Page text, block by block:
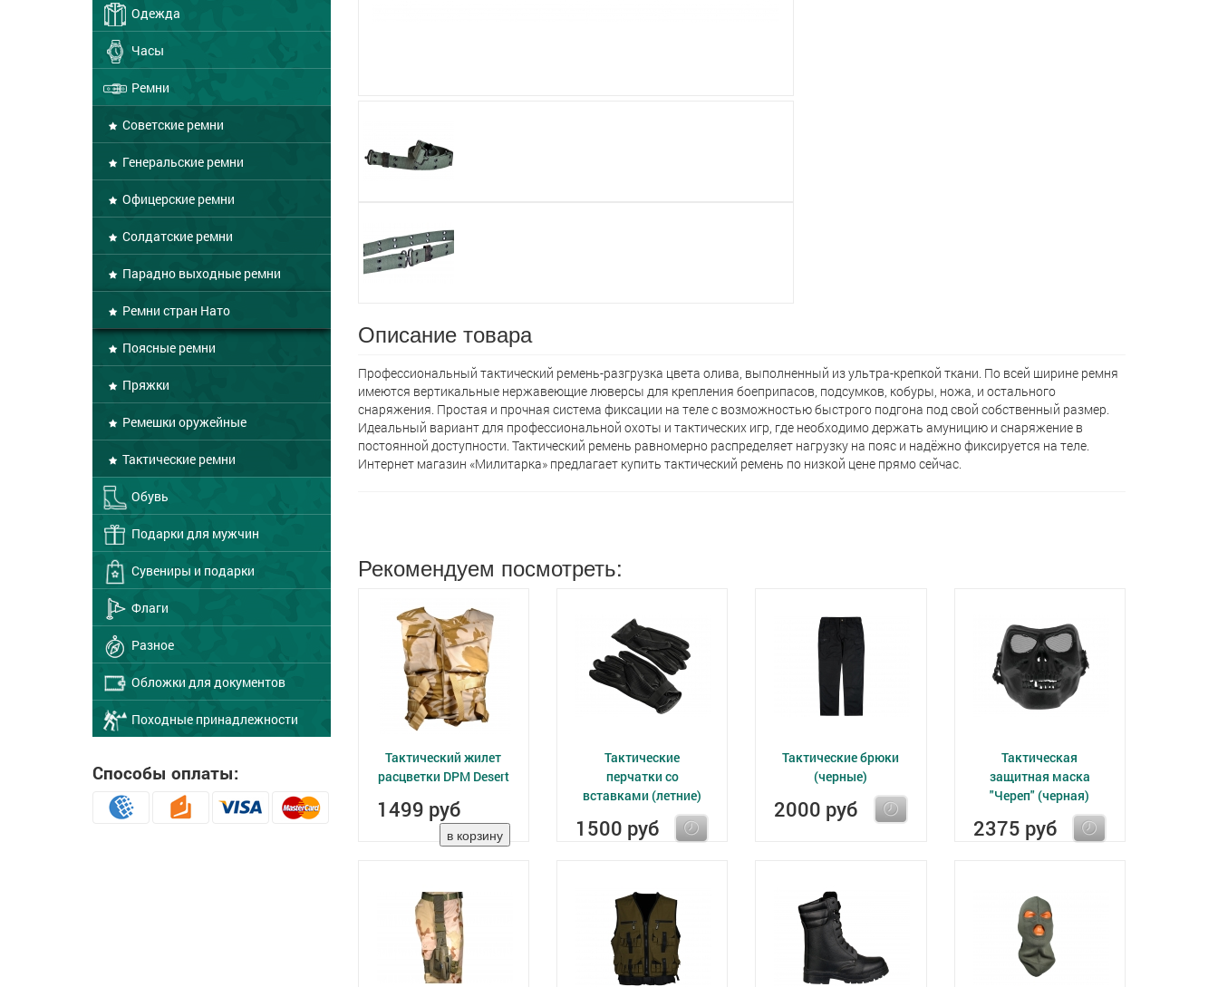
Одежда
Часы
Ремни
Советские ремни
Генеральские ремни
Офицерские ремни
Солдатские ремни
Парадно выходные ремни
Ремни стран Нато
Поясные ремни
Пряжки
Ремешки оружейные
Тактические ремни
Обувь
Подарки для мужчин
Сувениры и подарки
Флаги
Разное
Обложки для документов
Походные принадлежности
Способы оплаты:
Описание товара
Профессиональный тактический ремень-разгрузка цвета олива, выполненный из ультра-крепкой ткани. По всей ширине ремня
имеются вертикальные нержавеющие люверсы для крепления боеприпасов, подсумков, кобуры, ножа, и остального
снаряжения. Простая и прочная система фиксации на теле с возможностью быстрого подгона под свой собственный размер.
Идеальный вариант для профессиональной охоты и тактических игр, где необходимо держать амуницию и снаряжение в
постоянной доступности. Тактический ремень равномерно распределяет нагрузку на пояс и надёжно фиксируется на теле.
Интернет магазин «Милитарка» предлагает кyпить тактический ремень по низкой цене прямо сейчас.
Рекомендуем посмотреть:
Тактический жилет
расцветки DPM Desert
1499 руб
Тактические
перчатки со
вставками (летние)
1500 руб
Тактические брюки
(черные)
2000 руб
Тактическая
защитная маска
"Череп" (черная)
2375 руб